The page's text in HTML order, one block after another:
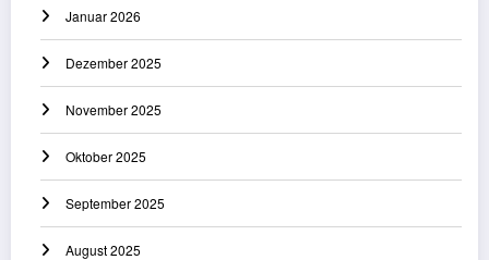
Januar 2026
Dezember 2025
November 2025
Oktober 2025
September 2025
August 2025